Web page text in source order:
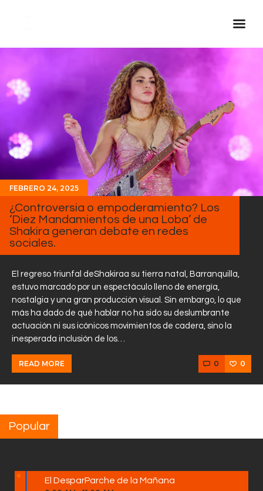
Inicio Real FM
Streaming
En Vivo
Descarga La APP
Programas
Noticias
Equipo
Sobre Nosotros
Contactos
FEBRERO 24, 2025
¿Controversia o empoderamiento? Los
‘Diez Mandamientos de una Loba’ de
Shakira generan debate en redes
sociales.
El regreso triunfal deShakiraa su tierra natal, Barranquilla,
estuvo marcado por un espectáculo lleno de energía,
nostalgia y una gran producción visual. Sin embargo, lo que
más ha dado de qué hablar no ha sido su deslumbrante
actuación ni sus icónicos movimientos de cadera, sino la
inesperada inclusión de los…
READ MORE 0 0
Popular
El DesparParche de la Mañana